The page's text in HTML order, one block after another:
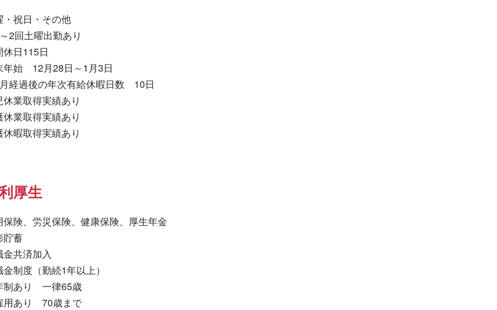
・祝日・その他
2回土曜出勤あり
休日115日
年始　12月28日～1月3日
経過後の年次有給休暇日数　10日
休業取得実績あり
休業取得実績あり
厚生
保険、労災保険、健康保険、厚生年金
貯蓄
金共済加入
金制度（勤続1年以上）
制あり　一律65歳
用あり　70歳まで